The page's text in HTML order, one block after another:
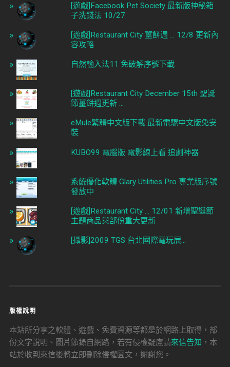
[遊戲]Facebook Pet Society 最新版神秘箱
子洗錢法 10/27
[遊戲]Restaurant City 薑餅週 ... 12/8 更新內
容攻略
自然輸入法11 免破解序號下載
[遊戲]Restaurant City December 15th 聖誕
節薑餅週更新 ...
eMule繁體中文版下載 最新電騾中文版免安
裝
KUBO99 電腦版 電影線上看 追劇神器
系統優化軟體 Glary Utilities Pro 專業版序號
發放中
[遊戲]Restaurant City ... 12/01 新增聖誕節
主題商品與部份重大更新
[攝影]2009 TGS 台北國際電玩展...
版權說明
本站所分享之軟體、遊戲、免費資源等都是於網路上取得，部
份文字說明、圖片節錄自網路，若有侵權疑慮請來信告知 ，本
站於收到來信後將立即刪除侵權圖文，謝謝您。